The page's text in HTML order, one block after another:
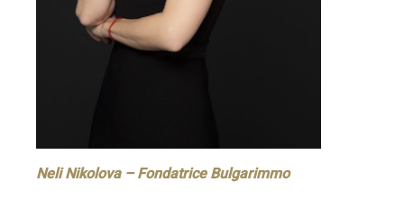
Neli Nikolovа – Fondatrice Bulgarimmo